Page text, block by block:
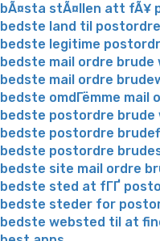
bÃ¤sta stÃ¤llen att fÃ¥
bedste land til
bedste legitime
bedste mail ordre
bedste mail ordre
bedste omdГёmme mail
bedste postordre brude
bedste postordre
bedste postordre
bedste site mail ordre
bedste sted at fГҐ
bedste steder for
bedste websted til at